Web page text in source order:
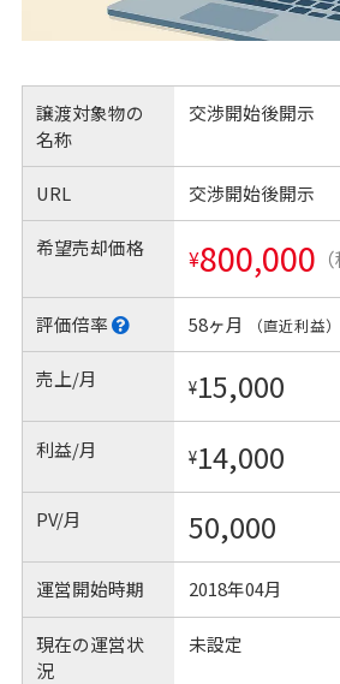
譲渡対象物の
名称
交渉開始後開示
URL 交渉開始後開示
希望売却価格 ¥800,000
評価倍率 58ヶ月 （直近利益）
売上/月 ¥15,000
利益/月 ¥14,000
PV/月 50,000
運営開始時期 2018年04月
現在の運営状
況
未設定